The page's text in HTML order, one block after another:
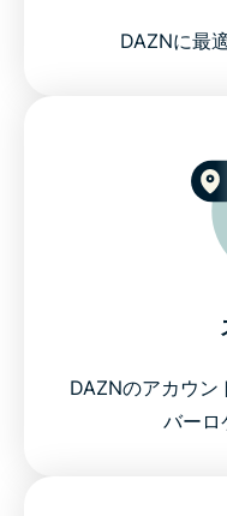
DAZNの視聴に無料
DAZN対応VPNをお
DAZNに最
DAZNのアカウン
バーロ